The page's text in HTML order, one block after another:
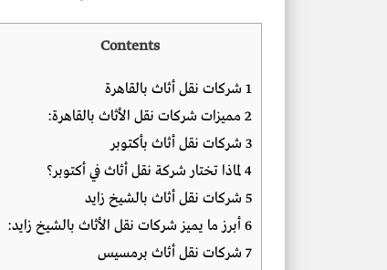
Contents
1 شركات نقل أثاث بالقاهرة
2 مميزات شركات نقل الأثاث بالقاهرة:
3 شركات نقل أثاث بأكتوبر
4لماذا تختار شركة نقل أثاث في أكتوبر؟
5 شركات نقل أثاث بالشيخ زايد
6 أبرز ما يميز شركات نقل الأثاث بالشيخ زايد:
7 شركات نقل أثاث برمسيس